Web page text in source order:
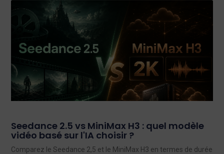
Seedance 2.5 vs MiniMax H3 : quel modèle
vidéo basé sur l'IA choisir ?
Comparez le Seedance 2,5 et le MiniMax H3 en termes de durée